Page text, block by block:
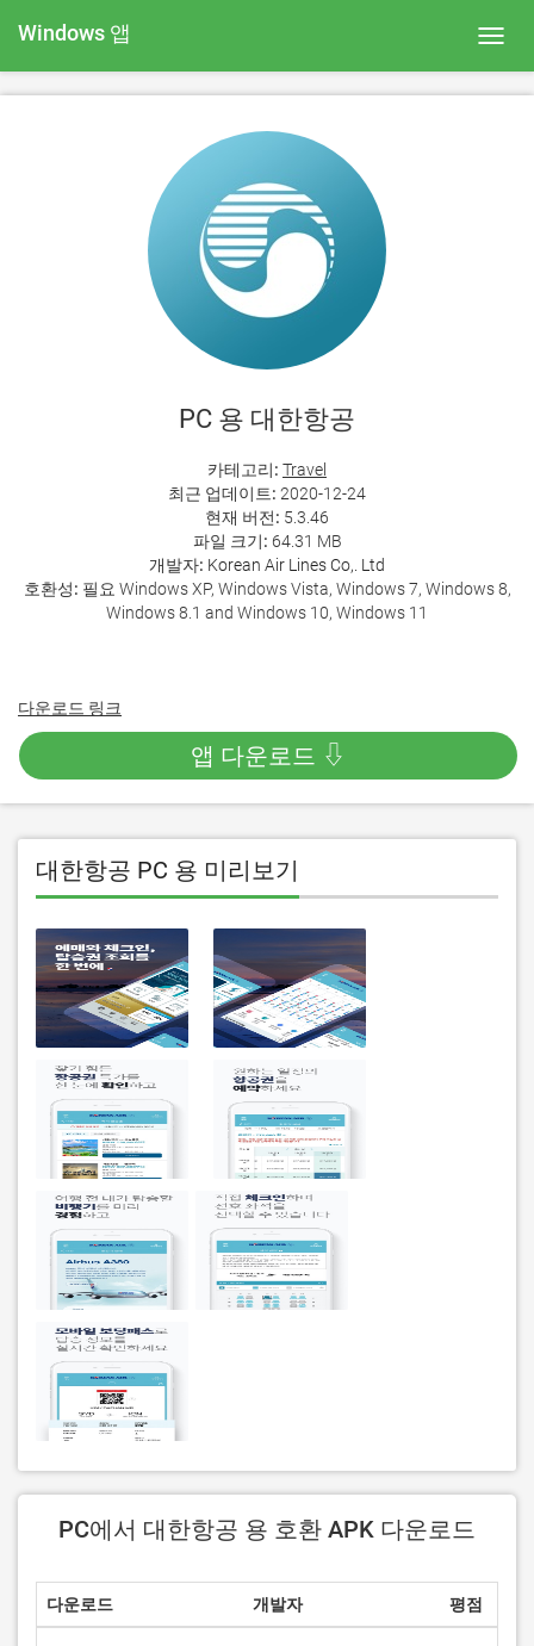
Windows 앱
PC 용 대한항공
카테고리: Travel
최근 업데이트: 2020-12-24
현재 버전: 5.3.46
파일 크기: 64.31 MB
개발자: Korean Air Lines Co,. Ltd
호환성: 필요 Windows XP, Windows Vista, Windows 7, Windows 8,
Windows 8.1 and Windows 10, Windows 11
다운로드 링크
앱 다운로드 ⇩
대한항공 PC 용 미리보기
PC에서 대한항공 용 호환 APK 다운로드
다운로드 개발자 평점